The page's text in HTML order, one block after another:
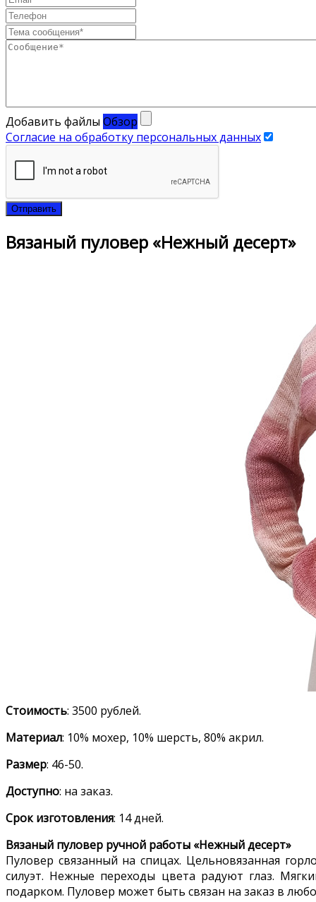
Добавить файлы Обзор
Согласие на обработку персональных данных
Отправить
Вязаный пуловер «Нежный десерт»
Стоимость: 3500 рублей.
Материал: 10% мохер, 10% шерсть, 80% акрил.
Размер: 46-50.
Доступно: на заказ.
Срок изготовления: 14 дней.
Вязаный пуловер ручной работы «Нежный десерт»
Пуловер связанный на спицах. Цельновязанная
силуэт. Нежные переходы цвета радуют глаз.
подарком. Пуловер может быть связан на заказ в